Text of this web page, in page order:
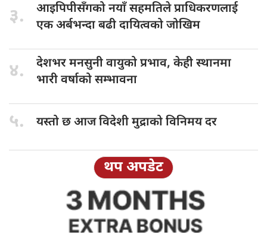
३. आइपिपीसँगको नयाँसहमतिले प्राधिकरणलाई
एक अर्बभन्दा बढी दायित्वको जोखिम
४. देशभर मनसुनीवायुको प्रभाव, केही स्थानमा
भारी वर्षाको सम्भावना
५. यस्तो छआज विदेशी मुद्राको विनिमय दर
थप अपडेट